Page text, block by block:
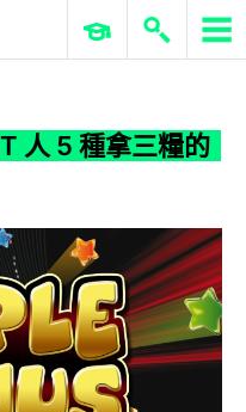
IT 人 5 種拿三糧的方法
ERP 與商業 AI
人 5 種拿三糧的